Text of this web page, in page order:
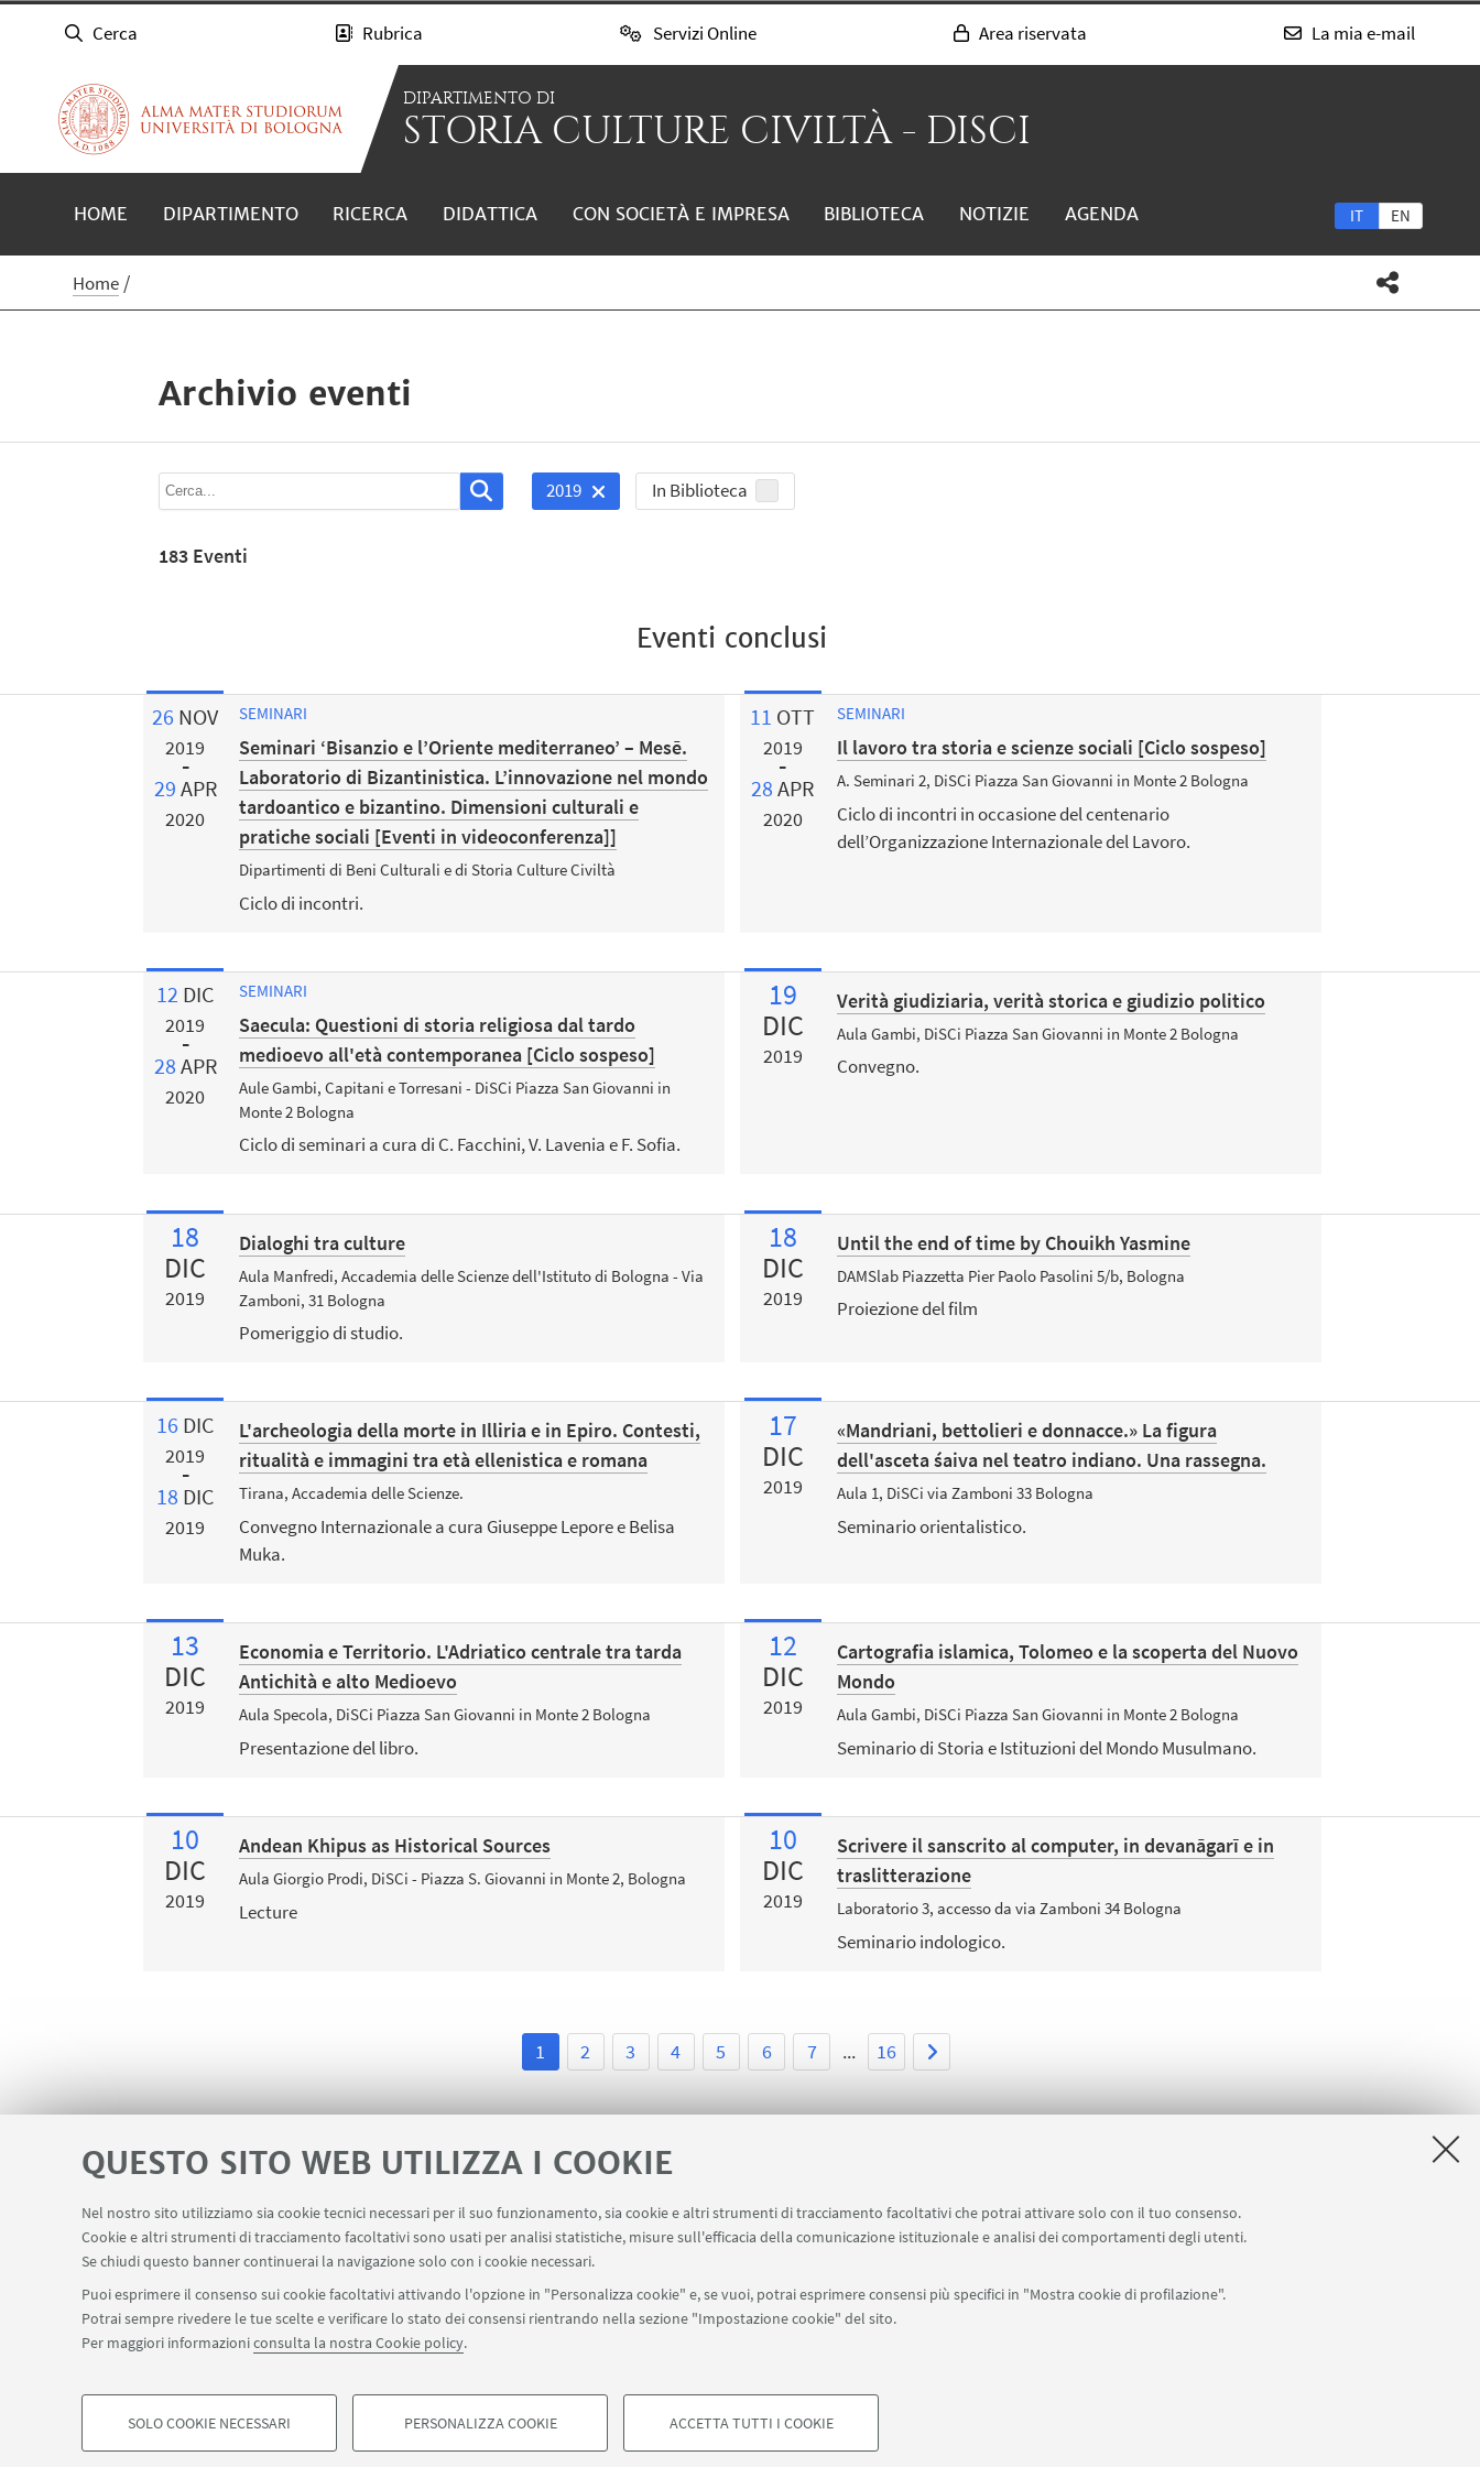
QUESTO SITO WEB UTILIZZA I COOKIE
Nel nostro sito utilizziamo sia cookie tecnici necessari per il suo funzionamento, sia cookie e altri strumenti di tracciamento facoltativi che potrai attivare solo con il tuo consenso.
Cookie e altri strumenti di tracciamento facoltativi sono usati per analisi statistiche, misure sull'efficacia della comunicazione istituzionale e analisi dei comportamenti degli utenti.
Se chiudi questo banner continuerai la navigazione solo con i cookie necessari.
Puoi esprimere il consenso sui cookie facoltativi attivando l'opzione in "Personalizza cookie" e, se vuoi, potrai esprimere consensi più specifici in "Mostra cookie di profilazione".
Potrai sempre rivedere le tue scelte e verificare lo stato dei consensi rientrando nella sezione "Impostazione cookie" del sito.
Per maggiori informazioniconsulta la nostra Cookie policy.
COOKIE DI PROFILAZIONE - FACOLTATIVI COOKIE TECNICI - NECESSARI
SOLO COOKIE NECESSARI PERSONALIZZA COOKIE ACCETTA TUTTI I COOKIE
Cerca Rubrica Servizi Online Area riservata La mia e-mail
DIPARTIMENTO DI
STORIA CULTURE CIVILTÀ - DISCI
IT EN
HOME DIPARTIMENTO RICERCA DIDATTICA CON SOCIETÀ E IMPRESA BIBLIOTECA NOTIZIE AGENDA
Home
Archivio eventi
2019 In Biblioteca
183 Eventi
Eventi conclusi
26 NOV
2019
29 APR
2020
SEMINARI
Seminari ‘Bisanzio e l’Oriente mediterraneo’ – Mesē.
Laboratorio di Bizantinistica. L’innovazione nel mondo
tardoantico e bizantino. Dimensioni culturali e
pratiche sociali [Eventi in videoconferenza]]
Dipartimenti di Beni Culturali e di Storia Culture Civiltà
Ciclo di incontri.
11 OTT
2019
28 APR
2020
SEMINARI
Il lavoro tra storia e scienze sociali [Ciclo sospeso]
A. Seminari 2, DiSCi Piazza San Giovanni in Monte 2 Bologna
Ciclo di incontri in occasione del centenario
dell’Organizzazione Internazionale del Lavoro.
12 DIC
2019
28 APR
2020
SEMINARI
Saecula: Questioni di storia religiosa dal tardo
medioevo all'età contemporanea [Ciclo sospeso]
Aule Gambi, Capitani e Torresani - DiSCi Piazza San Giovanni in
Monte 2 Bologna
Ciclo di seminari a cura di C. Facchini, V. Lavenia e F. Sofia.
19
DIC
2019
Verità giudiziaria, verità storica e giudizio politico
Aula Gambi, DiSCi Piazza San Giovanni in Monte 2 Bologna
Convegno.
18
DIC
2019
Dialoghi tra culture
Aula Manfredi, Accademia delle Scienze dell'Istituto di Bologna - Via
Zamboni, 31 Bologna
Pomeriggio di studio.
18
DIC
2019
Until the end of time by Chouikh Yasmine
DAMSlab Piazzetta Pier Paolo Pasolini 5/b, Bologna
Proiezione del film
16 DIC
2019
18 DIC
2019
L'archeologia della morte in Illiria e in Epiro. Contesti,
ritualità e immagini tra età ellenistica e romana
Tirana, Accademia delle Scienze.
Convegno Internazionale a cura Giuseppe Lepore e Belisa
Muka.
17
DIC
2019
«Mandriani, bettolieri e donnacce.» La figura
dell'asceta śaiva nel teatro indiano. Una rassegna.
Aula 1, DiSCi via Zamboni 33 Bologna
Seminario orientalistico.
13
DIC
2019
Economia e Territorio. L'Adriatico centrale tra tarda
Antichità e alto Medioevo
Aula Specola, DiSCi Piazza San Giovanni in Monte 2 Bologna
Presentazione del libro.
12
DIC
2019
Cartografia islamica, Tolomeo e la scoperta del Nuovo
Mondo
Aula Gambi, DiSCi Piazza San Giovanni in Monte 2 Bologna
Seminario di Storia e Istituzioni del Mondo Musulmano.
10
DIC
2019
Andean Khipus as Historical Sources
Aula Giorgio Prodi, DiSCi - Piazza S. Giovanni in Monte 2, Bologna
Lecture
10
DIC
2019
Scrivere il sanscrito al computer, in devanāgarī e in
traslitterazione
Laboratorio 3, accesso da via Zamboni 34 Bologna
Seminario indologico.
1 2 3 4 5 6 7 ... 16
LINK UTILI Area riservata Contatti Carta dei servizi
SEGUI IL DIPARTIMENTO SU: SEGUI UNIBO SU:
©Copyright 2026 - ALMA MATER STUDIORUM - Università di Bologna - Via Zamboni, 33 - 40126 Bologna - PI: 01131710376 - CF: 80007010376
Note legali Informazioni sul sito e accessibilità Impostazioni Cookie